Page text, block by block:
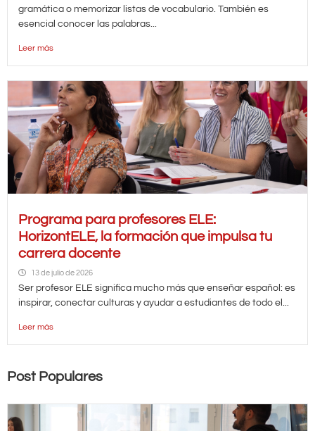
gramática o memorizar listas de vocabulario. También es
esencial conocer las palabras...
Leer más
Programa para profesores ELE:
HorizontELE, la formación que impulsa tu
carrera docente
13 de julio de 2026
Ser profesor ELE significa mucho más que enseñar español: es
inspirar, conectar culturas y ayudar a estudiantes de todo el...
Leer más
Post Populares